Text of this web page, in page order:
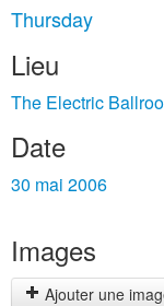
Thursday
Lieu
The Electric
Date
30 mai 2006
Images
Ajouter une